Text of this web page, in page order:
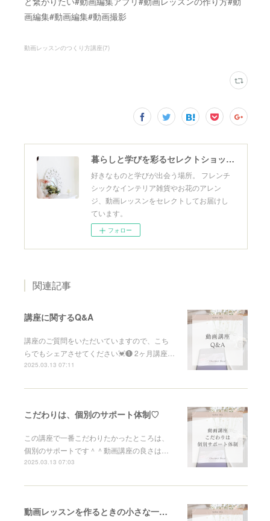
画編集#動画編集#動画撮影
動画レッスンのつくり方講座(7)
暮らしと学びを彩るセレクトショップ シャルメフルール
好きなものと学びが出会う場所。 フレンチ
シックなインテリア雑貨やお花のアレン
ジ、動画レッスンをセレクトしてお届けし
ています。
フォロー
関連記事
講座に関するQ&A
講座のご質問をいただいていますので、こち
らでもシェアさせてください💓❶ 2ヶ月講座…
2025.03.13 07:11
こだわりは、個別のサポート体制♡
この講座で一番こだわりたかったところは、
個別のサポートです＾＾動画講座の良さは…
2025.03.13 07:03
動画レッスンを作るときの小さな一歩を踏み出す方法